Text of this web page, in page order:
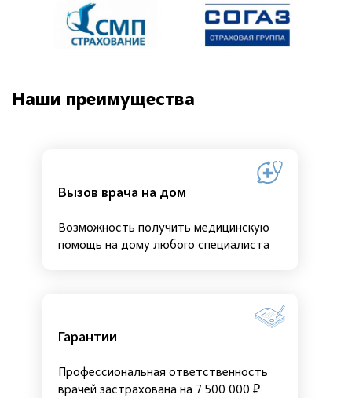
Наши преимущества
Вызов врача на дом
Возможность получить медицинскую
помощь на дому любого специалиста
Гарантии
Профессиональная ответственность
врачей застрахована на 7 500 000 ₽